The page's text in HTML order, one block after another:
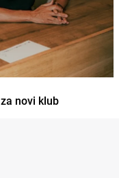
novi klub